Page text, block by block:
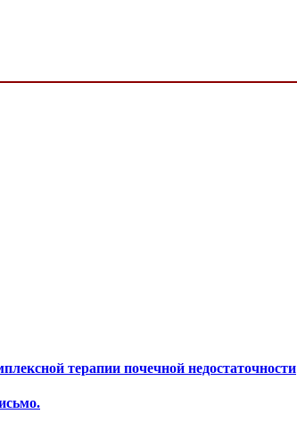
терапии почечной недостаточности